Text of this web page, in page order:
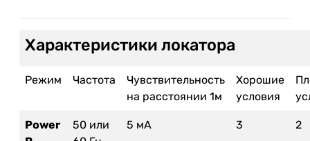
Характеристики локатора
Режим Частота
Чувствительность
на расстоянии 1м
Хорошие
условия
Power
50 или
5 мA 3 2